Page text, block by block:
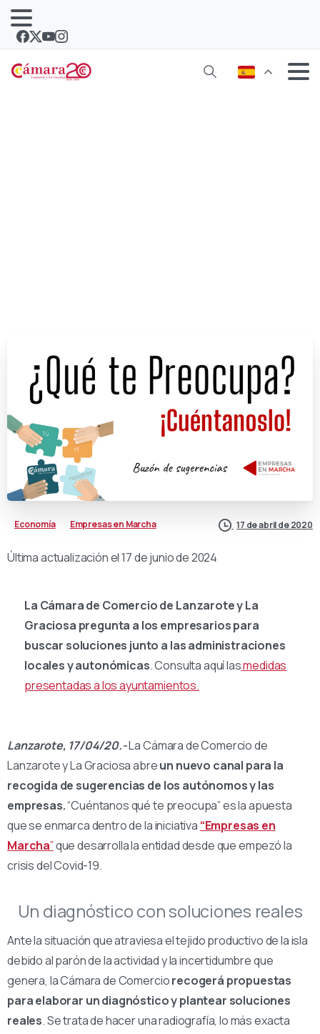
Economía Empresas en Marcha 17 de abril de 2020
Última actualización el 17 de junio de 2024
La Cámara de Comercio de Lanzarote y La
Graciosa pregunta a los empresarios para
buscar soluciones junto a las administraciones
locales y autonómicas. Consulta aquí lasmedidas
presentadas a los ayuntamientos.
Lanzarote, 17/04/20.-La Cámara de Comercio de
Lanzarote y La Graciosa abreun nuevo canal para la
recogida de sugerencias de los autónomos y las
empresas.“Cuéntanos qué te preocupa” es la apuesta
que se enmarca dentro de la iniciativa “Empresas en
Marcha”que desarrolla la entidad desde que empezó la
crisis del Covid-19.
Un diagnóstico con soluciones reales
Ante la situación que atraviesa el tejido productivo de la isla
debido al parón de la actividad y la incertidumbre que
genera, la Cámara de Comerciorecogerá propuestas
para elaborar un diagnóstico y plantear soluciones
reales. Se trata de hacer una radiografía, lo más exacta